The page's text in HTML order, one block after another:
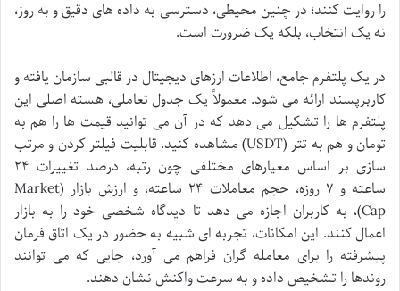
را روایت کنند؛ در چنین محیطی، دسترسی به داده های دقیق و به روز،
نه یک انتخاب، بلکه یک ضرورت است.
در یک پلتفرم جامع، اطلاعات ارزهای دیجیتال در قالبی سازمان یافته و
کاربرپسند ارائه می شود. معمولاً یک جدول تعاملی، هسته اصلی این
پلتفرم ها را تشکیل می دهد که در آن می توانید قیمت ها را هم به
تومان و هم به تتر (USDT) مشاهده کنید. قابلیت فیلتر کردن و مرتب
سازی بر اساس معیارهای مختلفی چون رتبه، درصد تغییرات ۲۴
ساعته و ۷ روزه، حجم معاملات ۲۴ ساعته، و ارزش بازار (Market
Cap)، به کاربران اجازه می دهد تا دیدگاه شخصی خود را به بازار
اعمال کنند. این امکانات، تجربه ای شبیه به حضور در یک اتاق فرمان
پیشرفته را برای معامله گران فراهم می آورد، جایی که می توانند
روندها را تشخیص داده و به سرعت واکنش نشان دهند.